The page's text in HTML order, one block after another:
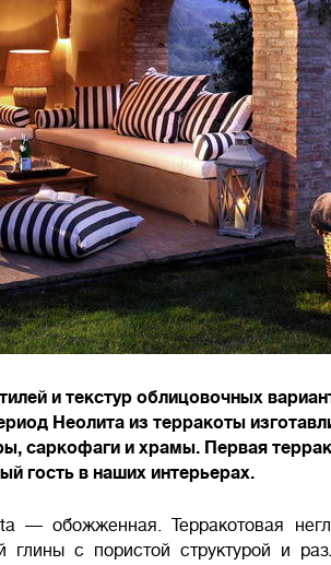
и текстур облицовочных
Неолита из терракоты
саркофаги и храмы. Первая
гость в наших интерьерах.
— обожженная. Терракотовая
с пористой структурой и